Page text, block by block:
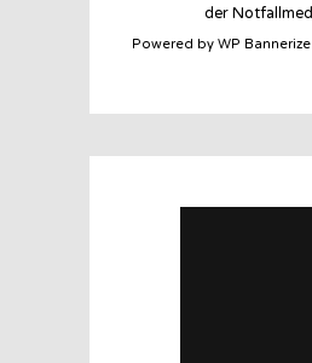
Powered by WP Bannerize